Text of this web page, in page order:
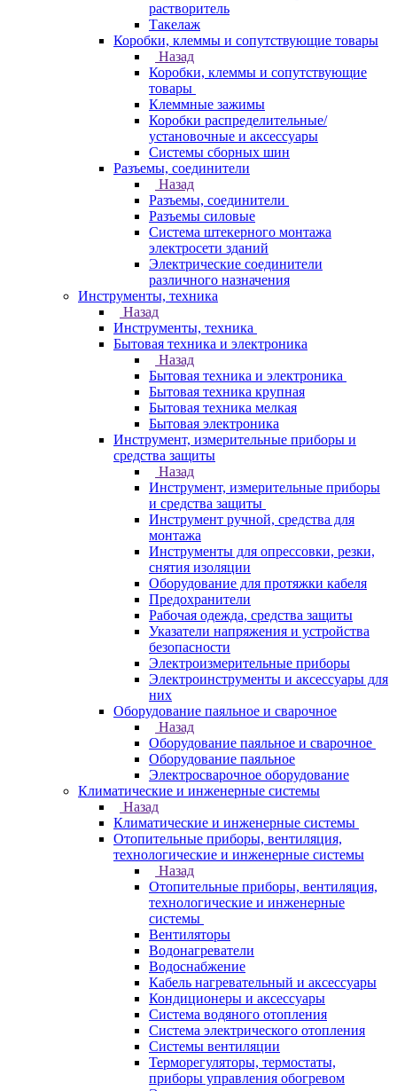
растворитель
Такелаж
Коробки, клеммы и сопутствующие товары
Назад
Коробки, клеммы и сопутствующие
товары
Клеммные зажимы
Коробки распределительные/
установочные и аксессуары
Системы сборных шин
Разъемы, соединители
Назад
Разъемы, соединители
Разъемы силовые
Система штекерного монтажа
электросети зданий
Электрические соединители
различного назначения
Инструменты, техника
Назад
Инструменты, техника
Бытовая техника и электроника
Назад
Бытовая техника и электроника
Бытовая техника крупная
Бытовая техника мелкая
Бытовая электроника
Инструмент, измерительные приборы и
средства защиты
Назад
Инструмент, измерительные приборы
и средства защиты
Инструмент ручной, средства для
монтажа
Инструменты для опрессовки, резки,
снятия изоляции
Оборудование для протяжки кабеля
Предохранители
Рабочая одежда, средства защиты
Указатели напряжения и устройства
безопасности
Электроизмерительные приборы
Электроинструменты и аксессуары для
них
Оборудование паяльное и сварочное
Назад
Оборудование паяльное и сварочное
Оборудование паяльное
Электросварочное оборудование
Климатические и инженерные системы
Назад
Климатические и инженерные системы
Отопительные приборы, вентиляция,
технологические и инженерные системы
Назад
Отопительные приборы, вентиляция,
технологические и инженерные
системы
Вентиляторы
Водонагреватели
Водоснабжение
Кабель нагревательный и аксессуары
Кондиционеры и аксессуары
Система водяного отопления
Система электрического отопления
Системы вентиляции
Терморегуляторы, термостаты,
приборы управления обогревом